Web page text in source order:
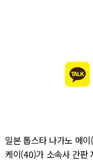
일본 톱스타 나가노 메
케이(40)가 소속사 간판